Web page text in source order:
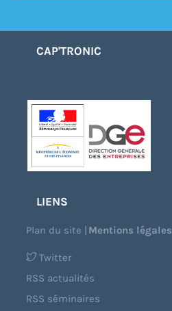
CAP'TRONIC
LIENS
Plan du site |Mentions légales
Twitter
RSS actualités
RSS séminaires